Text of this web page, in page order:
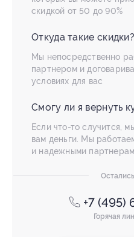
скидкой от 50 до 90%
Откуда такие скидки?
Мы непосредственно
партнером и
условиях для вас
Смогу ли я вернуть
Если что-то случится,
вам деньги. Мы
и надежными
+7 (495)
Горячая